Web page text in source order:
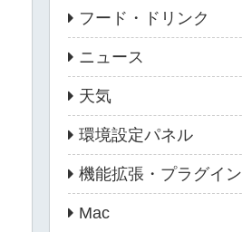
フード・ドリンク
ニュース
天気
環境設定パネル
機能拡張・プラグイン
Mac